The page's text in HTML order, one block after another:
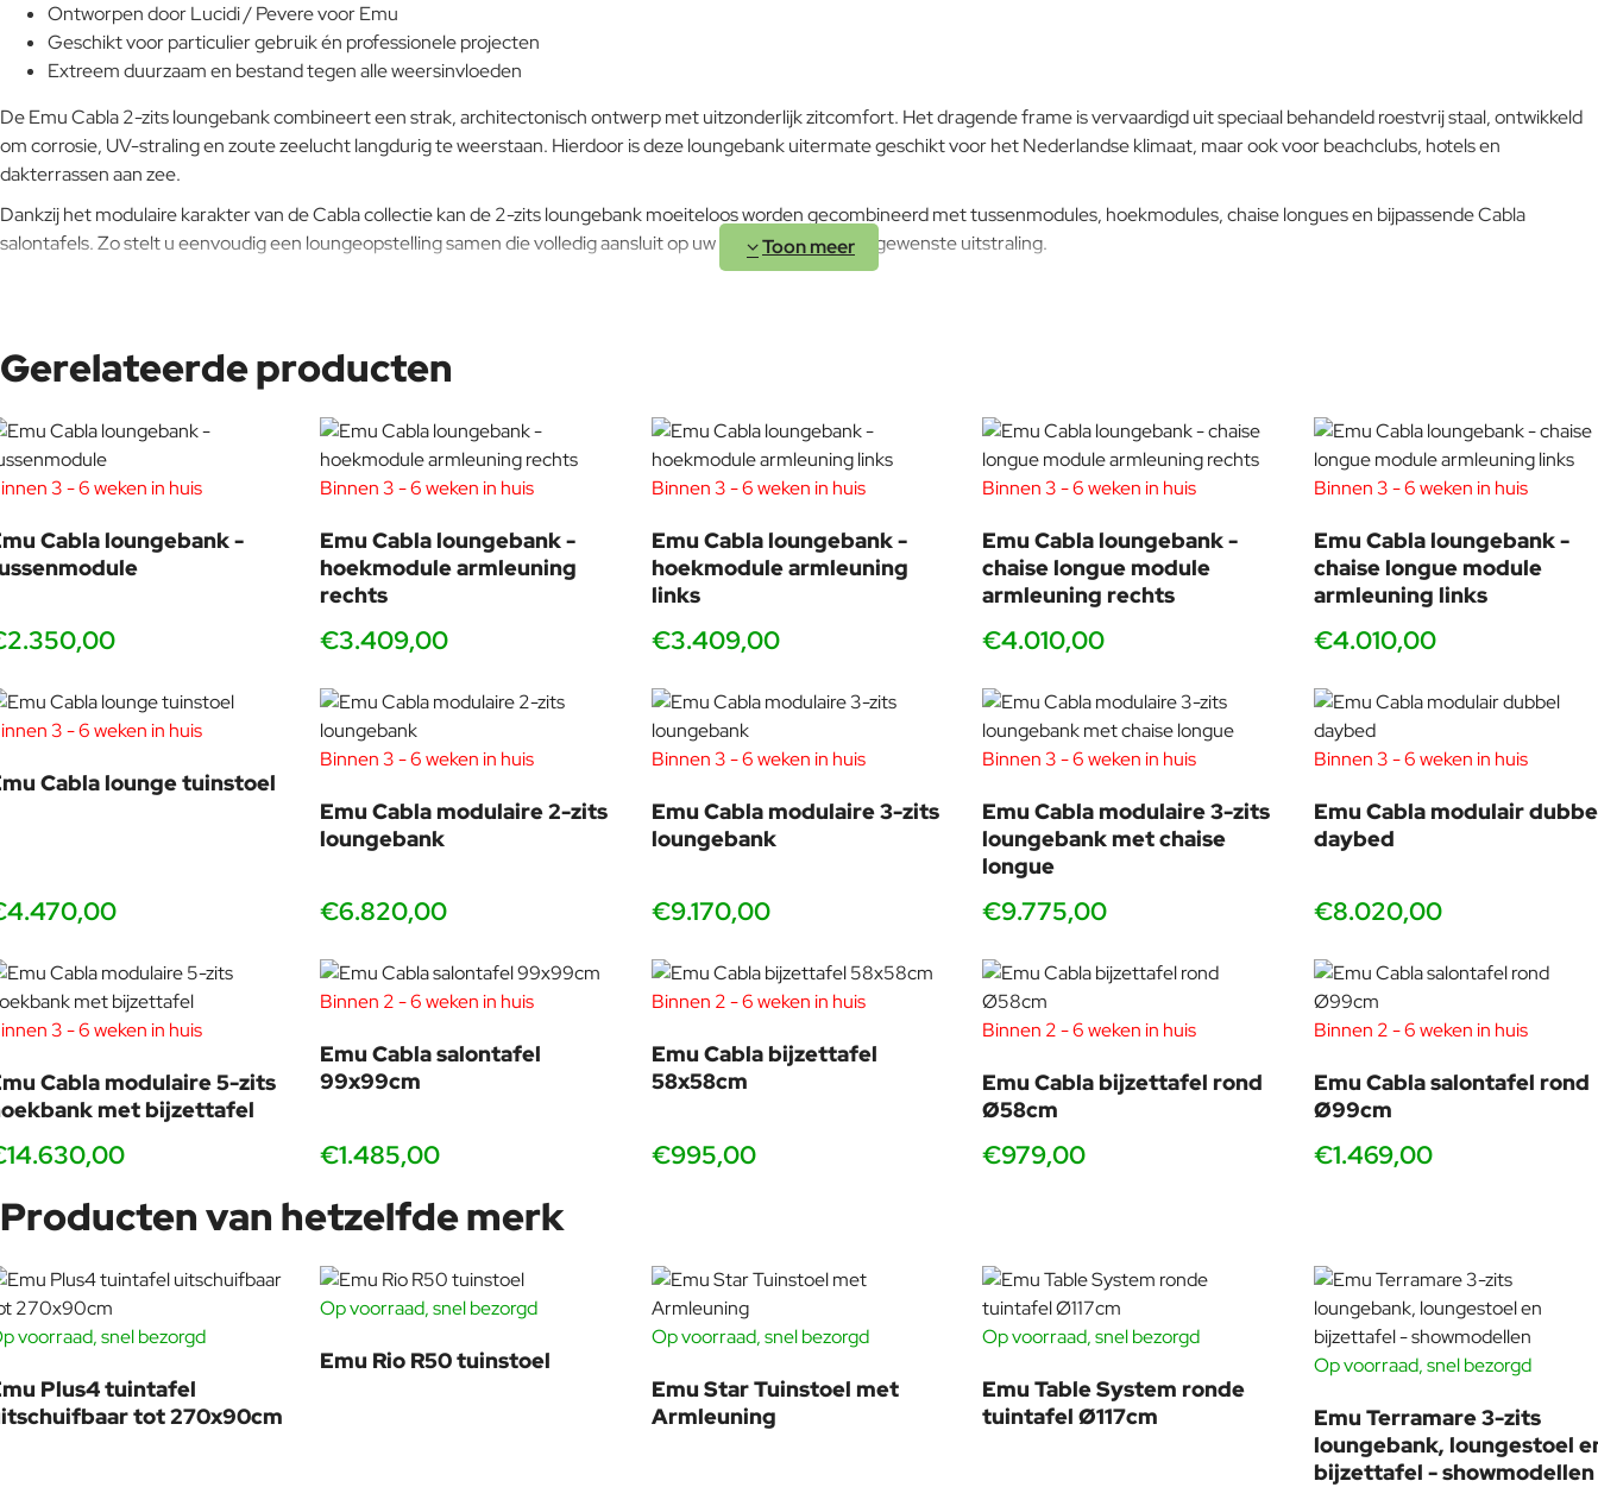
Ontworpen door Lucidi / Pevere voor Emu
Geschikt voor particulier gebruik én professionele projecten
Extreem duurzaam en bestand tegen alle weersinvloeden
De Emu Cabla 2-zits loungebank combineert een strak, architectonisch ontwerp met uitzonderlijk zitcomfort. Het dragende frame is vervaardigd uit speciaal behandeld roestvrij staal, ontwikkeld
om corrosie, UV-straling en zoute zeelucht langdurig te weerstaan. Hierdoor is deze loungebank uitermate geschikt voor het Nederlandse klimaat, maar ook voor beachclubs, hotels en
dakterrassen aan zee.
Dankzij het modulaire karakter van de Cabla collectie kan de 2-zits loungebank moeiteloos worden gecombineerd met tussenmodules, hoekmodules, chaise longues en bijpassende Cabla
salontafels. Zo stelt u eenvoudig een loungeopstelling samen die volledig aansluit op uw ruimte, gebruik en gewenste uitstraling.
gaan.
Technische specificaties
Materiaal: Roestvrij staal (RVS), speciaal behandeld
Collectie: Emu Cabla
Herkomst: Made in Italy
Geschikt voor kustgebieden: Ja
Onderhoud & levensduur
De Cabla 2-zits loungebank is ontworpen voor minimale onderhoudsbehoefte. Het RVS frame kan eenvoudig worden gereinigd met water en een mild reinigingsmiddel. Dankzij de speciale
behandeling blijft het materiaal uitstekend beschermd tegen corrosie, vuil en UV-straling, waardoor de bank jarenlang zijn hoogwaardige uitstraling behoudt.
Emu Cabla chaise longue
Emu Cabla 3-zits loungebank
Luxe design parasols uit de Emu-collectie
Waarom Emu Cabla bestellen bij Veurst
Veurst is officieel de grootste Emu-dealer ter wereld grootste Emu-voorraad wereldwijd
. Dankzij onze directe samenwerking met Italië en diepgaande kennis van de
Snelle levering dankzij vaste aanvoerlijnen vanuit Italië
65+ jaar ervaring als familiebedrijf in buitenmeubilair
Projectadvies voor horeca, hotels en architecten
Toegang tot nieuwste collecties en projectuitvoeringen
Met Veurst kiest u voor zekerheid, expertise en een unieke samenwerking met Emu. Wij behoren tot de belangrijkste internationale verkooppartners van dit iconische Italiaanse merk.
Gerelateerde producten
3 - 6 weken in huis
Cabla loungebank -
Binnen 3 - 6 weken in huis
Emu Cabla loungebank -
hoekmodule armleuning
rechts
€3.409,00
Binnen 3 - 6 weken in huis
Emu Cabla loungebank -
hoekmodule armleuning
links
€3.409,00
Binnen 3 - 6 weken in huis
Emu Cabla loungebank -
chaise longue module
armleuning rechts
€4.010,00
Binnen 3 - 6 weken in huis
Emu Cabla loungebank -
chaise longue module
armleuning links
€4.010,00
3 - 6 weken in huis
Cabla lounge tuinstoel
Binnen 3 - 6 weken in huis
Emu Cabla modulaire 2-zits
loungebank
€6.820,00
Binnen 3 - 6 weken in huis
Emu Cabla modulaire 3-zits
loungebank
€9.170,00
Binnen 3 - 6 weken in huis
Emu Cabla modulaire 3-zits
loungebank met chaise
longue
€9.775,00
Binnen 3 - 6 weken in huis
Emu Cabla modulair
daybed
€8.020,00
3 - 6 weken in huis
Cabla modulaire 5-zits
met bijzettafel
Binnen 2 - 6 weken in huis
Emu Cabla salontafel
99x99cm
€1.485,00
Binnen 2 - 6 weken in huis
Emu Cabla bijzettafel
58x58cm
€995,00
Binnen 2 - 6 weken in huis
Emu Cabla bijzettafel rond
Ø58cm
€979,00
Binnen 2 - 6 weken in huis
Emu Cabla salontafel rond
Ø99cm
€1.469,00
Producten van hetzelfde merk
voorraad, snel bezorgd
Plus4 tuintafel
tot 270x90cm
Op voorraad, snel bezorgd
Emu Rio R50 tuinstoel
Op voorraad, snel bezorgd
Emu Star Tuinstoel met
Armleuning
Op voorraad, snel bezorgd
Emu Table System ronde
tuintafel Ø117cm
BUNDELKORTING
Op voorraad, snel bezorgd
Emu Terramare 3-zits
loungebank, loungestoel
bijzettafel - showmodellen